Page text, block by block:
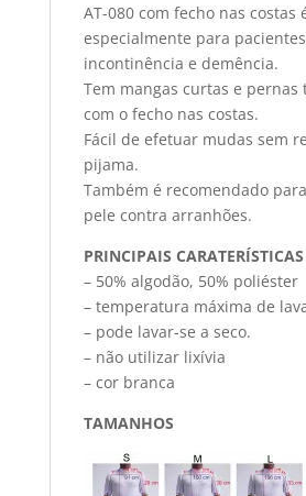
AT-080 com fecho nas costas
especialmente para
incontinência e demência.
Tem mangas curtas e pernas
com o fecho nas costas.
Fácil de efetuar mudas sem
pijama.
Também é recomendado
pele contra arranhões.
PRINCIPAIS CARATERÍSTICAS
– 50% algodão, 50% poliéster
– temperatura máxima de
– pode lavar-se a seco.
– não utilizar lixívia
– cor branca
TAMANHOS